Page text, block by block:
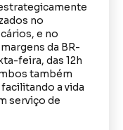
no
e no
da BR-
feira, das 12h
também
a vida
serviço de